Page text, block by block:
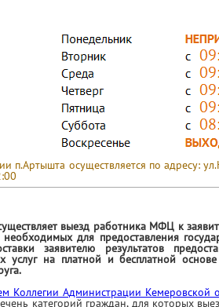
п.Артышта осуществляется по адресу:
выезд работника МФЦ к
для предоставления
заявителю результатов
услуг на платной и бесплатной
Коллегии Администрации
категорий граждан, для которых